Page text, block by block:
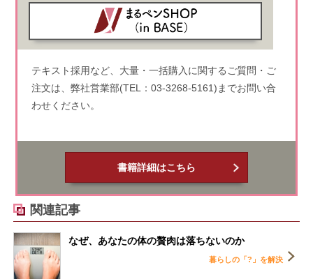
テキスト採用など、大量・一括購入に関するご質問・ご
注文は、弊社営業部(TEL：03-3268-5161)までお問い合
わせください。
書籍詳細はこちら
関連記事
なぜ、あなたの体の贅肉は落ちないのか
暮らしの「?」を解決